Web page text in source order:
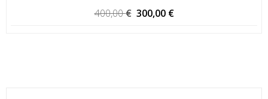
400,00€ Alkuperäinen
300,00 €